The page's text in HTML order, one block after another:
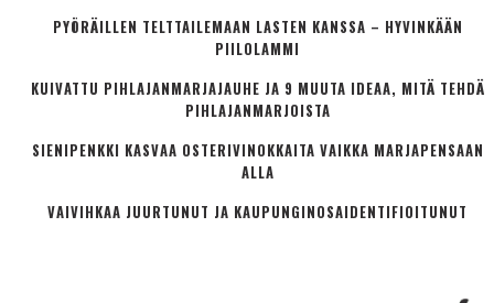
PYÖRÄILLEN TELTTAILEMAAN LASTEN KANSSA – HYVINKÄÄN
PIILOLAMMI
KUIVATTU PIHLAJANMARJAJAUHE JA 9 MUUTA IDEAA, MITÄ TEHDÄ
PIHLAJANMARJOISTA
SIENIPENKKI KASVAA OSTERIVINOKKAITA VAIKKA MARJAPENSAAN
ALLA
VAIVIHKAA JUURTUNUT JA KAUPUNGINOSA­IDENTIFIOITUNUT